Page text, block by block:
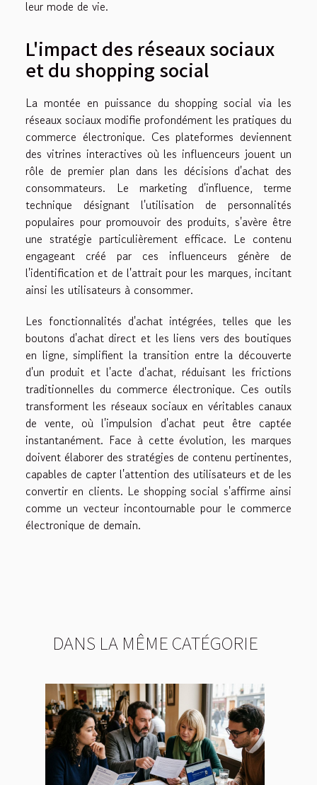
leur mode de vie.
L'impact des réseaux sociaux
et du shopping social
La montée en puissance du shopping social via les
réseaux sociaux modifie profondément les pratiques du
commerce électronique. Ces plateformes deviennent
des vitrines interactives où les influenceurs jouent un
rôle de premier plan dans les décisions d'achat des
consommateurs. Le marketing d'influence, terme
technique désignant l'utilisation de personnalités
populaires pour promouvoir des produits, s'avère être
une stratégie particulièrement efficace. Le contenu
engageant créé par ces influenceurs génère de
l'identification et de l'attrait pour les marques, incitant
ainsi les utilisateurs à consommer.
Les fonctionnalités d'achat intégrées, telles que les
boutons d'achat direct et les liens vers des boutiques
en ligne, simplifient la transition entre la découverte
d'un produit et l'acte d'achat, réduisant les frictions
traditionnelles du commerce électronique. Ces outils
transforment les réseaux sociaux en véritables canaux
de vente, où l'impulsion d'achat peut être captée
instantanément. Face à cette évolution, les marques
doivent élaborer des stratégies de contenu pertinentes,
capables de capter l'attention des utilisateurs et de les
convertir en clients. Le shopping social s'affirme ainsi
comme un vecteur incontournable pour le commerce
électronique de demain.
DANS LA MÊME CATÉGORIE